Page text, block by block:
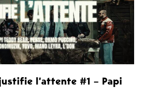
l’attente #1 – Papi